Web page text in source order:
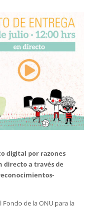
digital por razones
directo a través de
Fondo de la ONU para la